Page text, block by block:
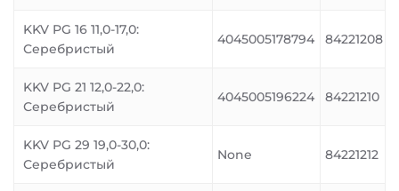
KKV PG 16 11,0-17,0:
Серебристый
4045005178794 84221208
KKV PG 21 12,0-22,0:
Серебристый
4045005196224 84221210
KKV PG 29 19,0-30,0:
Серебристый
None 84221212